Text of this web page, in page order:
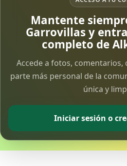
Mantente
Garrovillas y
completo de
Accede a fotos, comentarios,
parte más personal de la
única y
Iniciar sesión o